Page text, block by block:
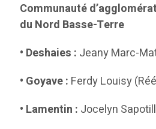
Communauté
du Nord Basse-Terre
• Deshaies : Jeany Marc-
• Goyave : Ferdy Louisy
• Lamentin : Jocelyn